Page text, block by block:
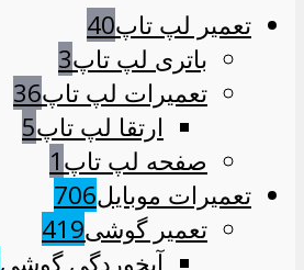
تعمیر لپ تاپ40
باتری لپ تاپ3
تعمیرات لپ تاپ36
ارتقا لپ تاپ5
صفحه لپ تاپ1
تعمیرات موبایل706
تعمیر گوشی419